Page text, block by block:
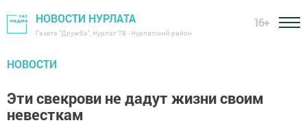
НОВОСТИ НУРЛАТА
Газета "Дружба", Нурлат ТВ - Нурлатский район
16+
НОВОСТИ
Эти свекрови не дадут жизни своим
невесткам